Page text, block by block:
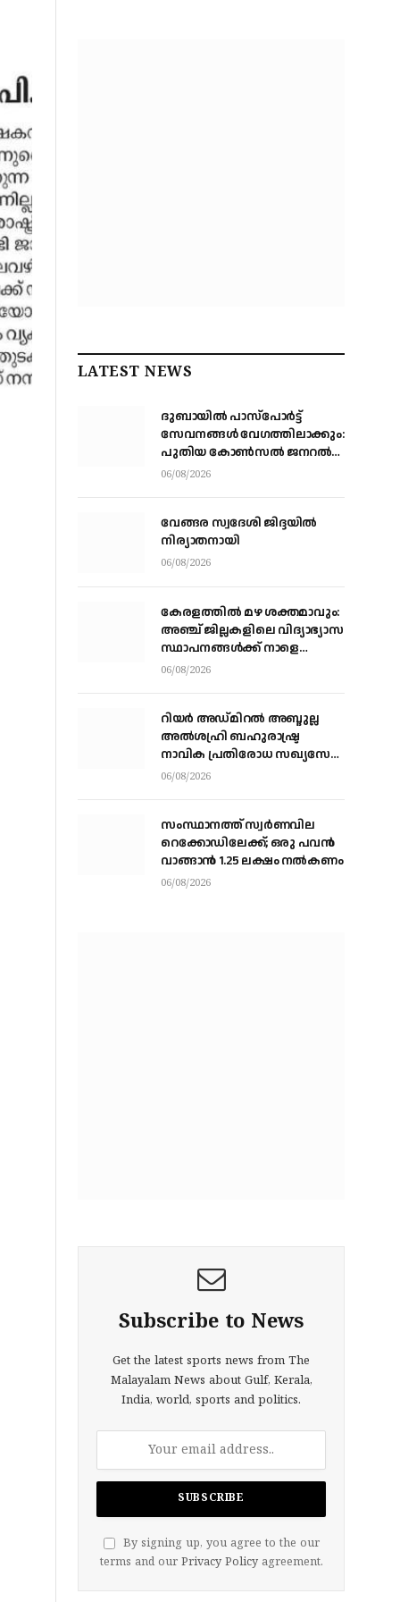
LATEST NEWS
ദുബായിൽ പാസ്‌പോർട്ട്
സേവനങ്ങൾ വേഗത്തിലാക്കും:
പുതിയ കോൺസൽ ജനറൽ
ഡോ. ഇ. വിഷ്ണുവർധൻ
06/08/2026
വേങ്ങര സ്വദേശി ജിദ്ദയിൽ
നിര്യാതനായി
06/08/2026
കേരളത്തില്‍ മഴ ശക്തമാവും:
അഞ്ച് ജില്ലകളിലെ വിദ്യാഭ്യാസ
സ്ഥാപനങ്ങള്‍ക്ക് നാളെ
അവധി
06/08/2026
റിയര്‍ അഡ്മിറല്‍ അബ്ദുല്ല
അല്‍ശഹ്രി ബഹുരാഷ്ട്ര
നാവിക പ്രതിരോധ സഖ്യസേന
കമാന്‍ഡര്‍
06/08/2026
സംസ്ഥാനത്ത് സ്വര്‍ണവില
റെക്കോഡിലേക്ക്; ഒരു പവന്‍
വാങ്ങാന്‍ 1.25 ലക്ഷം നല്‍കണം
06/08/2026
Subscribe to News
Get the latest sports news from The
Malayalam News about Gulf, Kerala,
India, world, sports and politics.
By signing up, you agree to the our
terms and our Privacy Policyagreement.